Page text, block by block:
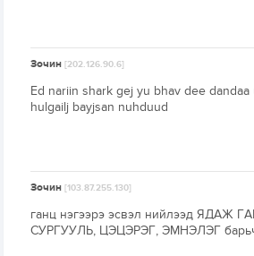
Зочин[202.126.90.6]
Ed nariin shark gej yu bhav dee dandaa
hulgailj bayjsan nuhduud
Зочин[103.87.255.130]
ганц нэгээрэ эсвэл нийлээд ЯДАЖ
СУРГУУЛЬ, ЦЭЦЭРЭГ, ЭМНЭЛЭГ